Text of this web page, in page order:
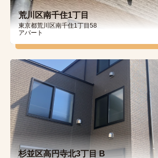
荒川区南千住1丁目
東京都荒川区南千住1丁目58
アパート
杉並区高円寺北3丁目 B